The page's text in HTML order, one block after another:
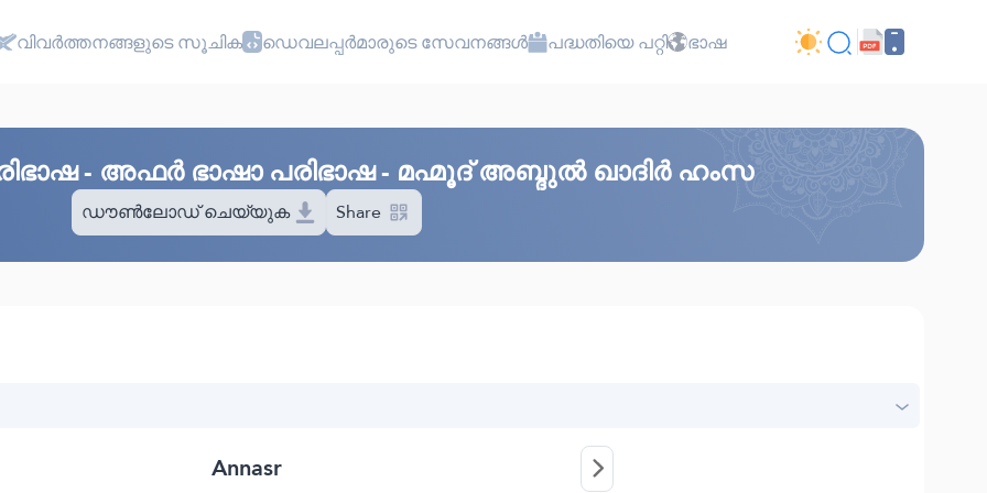
വിവർത്തനങ്ങളുടെ സൂചിക ഡെവലപ്പർമാരുടെ സേവനങ്ങൾ പദ്ധതിയെ പറ്റി ഭാഷ
- അഫർ ഭാഷാ പരിഭാഷ - മഹ്മൂദ് അബ്ദുൽ ഖാദിർ ഹംസ
ഡൗൺലോഡ് ചെയ്യുക Share
Annasr